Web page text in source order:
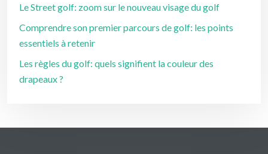
Le Street golf: zoom sur le nouveau visage du golf
Comprendre son premier parcours de golf: les points
essentiels à retenir
Les règles du golf: quels signifient la couleur des
drapeaux ?